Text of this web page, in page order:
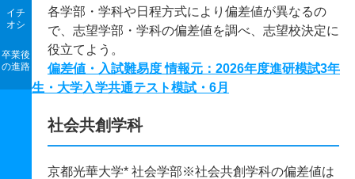
イチ
オシ
卒業後
の進路
各学部・学科や日程方式により偏差値が異なるの
で、志望学部・学科の偏差値を調べ、志望校決定に
役立てよう。
偏差値・入試難易度 情報元：2026年度進研模試3年
生・大学入学共通テスト模試・6月
社会共創学科
京都光華大学* 社会学部※社会共創学科の偏差値は